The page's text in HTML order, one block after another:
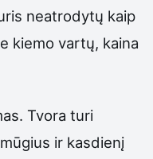
neatrodytų kaip
kiemo vartų, kaina
Tvora turi
ir kasdienį